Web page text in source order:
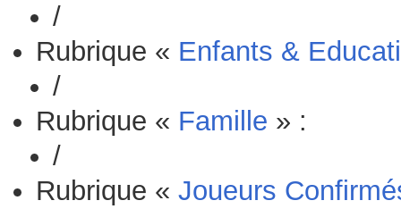
/
Rubrique « Enfants &
/
Rubrique « Famille » :
/
Rubrique « Joueurs